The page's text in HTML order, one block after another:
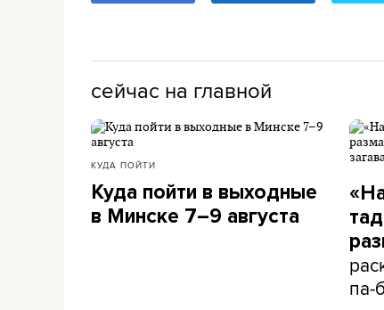
сейчас на главной
КУДА ПОЙТИ
Куда пойти в выходные
в Минске 7–9 августа
па-